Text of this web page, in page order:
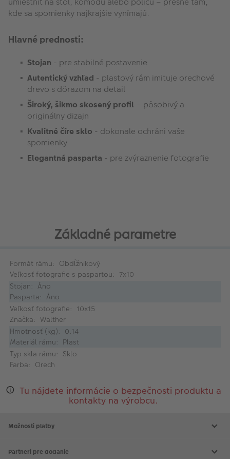
kde sa spomienky najkrajšie vynímajú.
Hlavné prednosti:
Stojan - pre stabilné postavenie
Autentický vzhľad - plastový rám imituje orechové
drevo s dôrazom na detail
Široký, šikmo skosený profil – pôsobivý a
originálny dizajn
Kvalitné číre sklo - dokonale ochráni vaše
spomienky
Elegantná pasparta - pre zvýraznenie fotografie
Základné parametre
Formát rámu: Obdĺžnikový
Veľkosť fotografie s paspartou: 7x10
Stojan: Áno
Pasparta: Áno
Veľkosť fotografie: 10x15
Značka: Walther
Hmotnosť (kg): 0.14
Materiál rámu: Plast
Typ skla rámu: Sklo
Farba: Orech
Tu nájdete informácie o bezpečnosti produktu a
kontakty na výrobcu.
Možnosti platby
Partneri pre dodanie